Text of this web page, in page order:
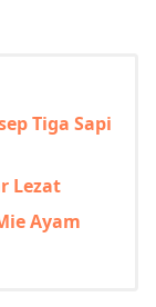
Tiga Sapi
Lezat
Ayam